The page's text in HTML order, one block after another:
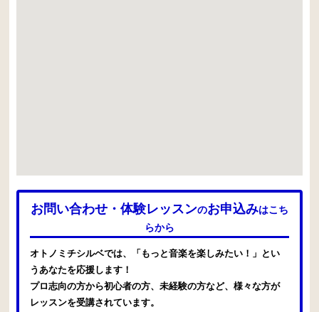
お問い合わせ・体験レッスンのお申込みはこち
らから
オトノミチシルベでは、「もっと音楽を楽しみたい！」とい
うあなたを応援します！
プロ志向の方から初心者の方、未経験の方など、様々な方が
レッスンを受講されています。